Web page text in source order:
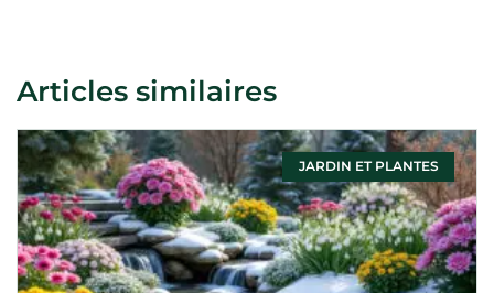
Articles similaires
JARDIN ET PLANTES